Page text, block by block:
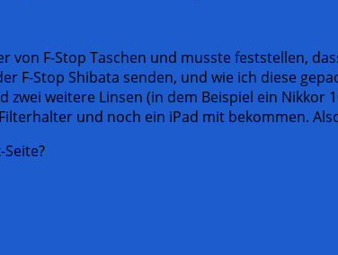
F-Stop Taschen und musste feststellen,
F-Stop Shibata senden, und wie ich diese
zwei weitere Linsen (in dem Beispiel ein
und noch ein iPad mit bekommen.